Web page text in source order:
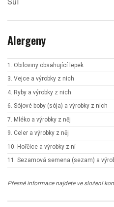
Sůl
Alergeny
1. Obiloviny obsahující lepek
3. Vejce a výrobky z nich
4. Ryby a výrobky z nich
6. Sójové boby (sója) a výrobky z nich
7. Mléko a výrobky z něj
9. Celer a výrobky z něj
10. Hořčice a výrobky z ní
11. Sezamová semena (sezam) a
Přesné informace najdete ve složení